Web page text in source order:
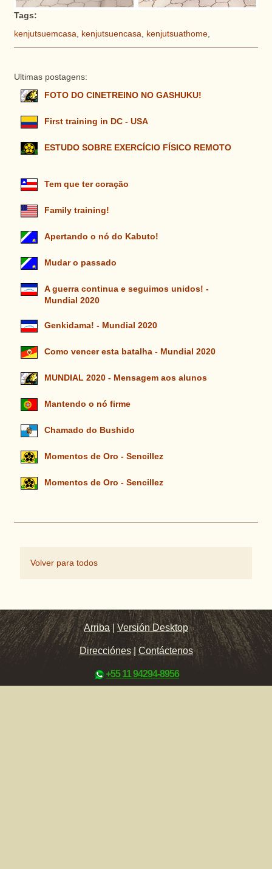
Tags:
kenjutsuemcasa, kenjutsuencasa, kenjutsuathome,
Ultimas postagens:
FOTO DO CINETREINO NO GASHUKU!
First training in DC - USA
ESTUDO SOBRE EXERCÍCIO FÍSICO REMOTO
Tem que ter coração
Family training!
Apertando o nó do Kabuto!
Mudar o passado
A guerra continua e seguimos unidos! -
Mundial 2020
Genkidama! - Mundial 2020
Como vencer esta batalha - Mundial 2020
MUNDIAL 2020 - Mensagem aos alunos
Mantendo o nó firme
Chamado do Bushido
Momentos de Oro - Sencillez
Momentos de Oro - Sencillez
Volver para todos
Arriba |Versión Desktop
Direcciónes| Contáctenos
+55 11 94294-8956